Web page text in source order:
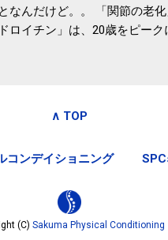
なんだけど。。 「関節の老
ロイチン」は、20歳をピー
イチン」を補うことが大切
チン補給 | セルフドクターニ
ギリギリで食べる。 ・白い
・薬味は納豆をかき混ぜた
痛み・体のゆがみ予防には
∧ TOP
コンデイショニング
(C) Sakuma Physical Conditioning